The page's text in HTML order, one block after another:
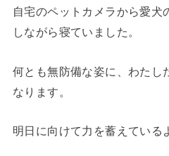
自宅のペットカメラから愛犬
しながら寝ていました。
何とも無防備な姿に、わたし
なります。
明日に向けて力を蓄えている